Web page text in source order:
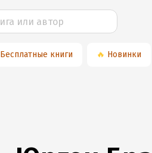
Бесплатные книги 🔥 Новинки